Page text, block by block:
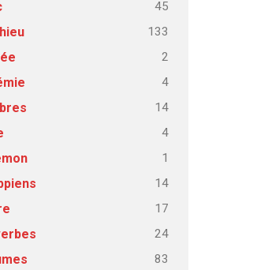
45
133
2
4
14
4
1
14
17
24
83